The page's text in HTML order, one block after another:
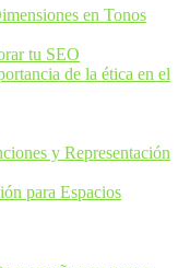
en Tonos
tu SEO
de la ética en el
y Representación
para Espacios